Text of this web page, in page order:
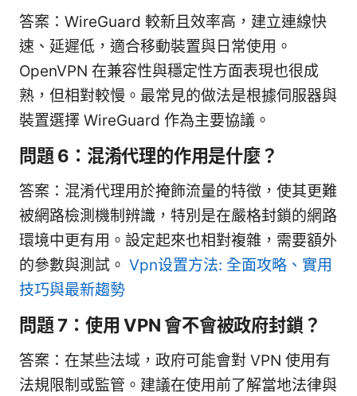
答案：WireGuard 較新且效率高，建立連線快
速、延遲低，適合移動裝置與日常使用。
OpenVPN 在兼容性與穩定性方面表現也很成
熟，但相對較慢。最常見的做法是根據伺服器與
裝置選擇 WireGuard 作為主要協議。
問題 6：混淆代理的作用是什麼？
答案：混淆代理用於掩飾流量的特徵，使其更難
被網路檢測機制辨識，特別是在嚴格封鎖的網路
環境中更有用。設定起來也相對複雜，需要額外
的參數與測試。 Vpn设置方法: 全面攻略、實用
技巧與最新趨勢
問題 7：使用 VPN 會不會被政府封鎖？
答案：在某些法域，政府可能會對 VPN 使用有
法規限制或監管。建議在使用前了解當地法律與